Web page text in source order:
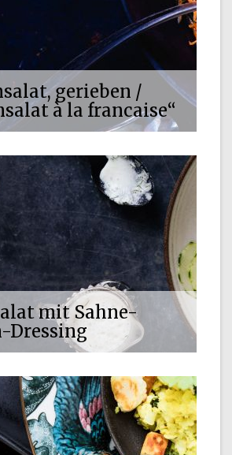
gerieben /
à la francaise“
mit Sahne-
Dressing